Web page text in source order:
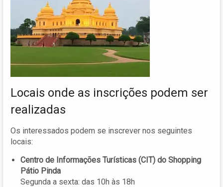
Locais onde as inscrições podem ser
realizadas
Os interessados podem se inscrever nos seguintes
locais:
Centro de Informações Turísticas (CIT) do Shopping
Pátio Pinda
Segunda a sexta: das 10h às 18h